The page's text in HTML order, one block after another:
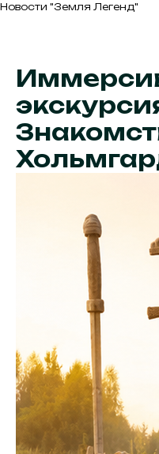
Новости "Земля Легенд"